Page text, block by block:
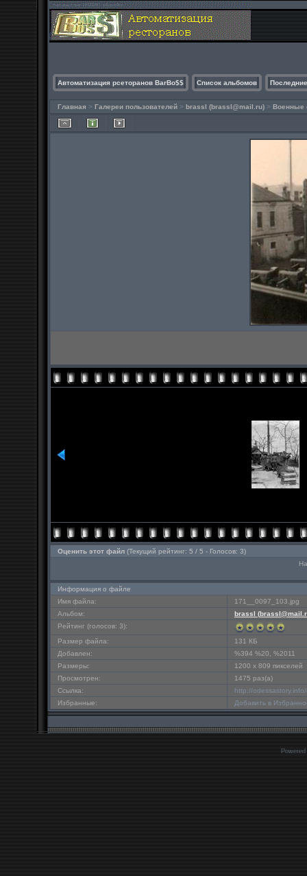
Автоматизация рсеторанов BarBo$$ Список альбомов
Главная > Галереи пользователей > brassl (brassl@mail.ru) > Военные
Оценить этот файл (Текущий рейтинг: 5 / 5 - Голосов: 3)
Информация о файле
Имя файла:
171__0097_103.jpg
Альбом:
brassl (
Рейтинг (голосов: 3):
Размер файла:
131 КБ
Добавлен:
%394 %20, %2011
Размеры:
1200 x 809 пикселей
Просмотрен:
1475 раз(а)
Ссылка:
http://
Избранные:
Добавить в